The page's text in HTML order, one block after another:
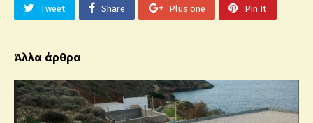
Tweet Share Plus one Pin It
Άλλα άρθρα